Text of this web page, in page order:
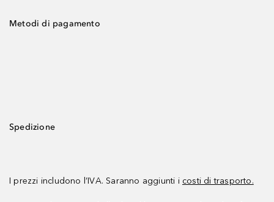
Metodi di pagamento
Spedizione
I prezzi includono l’IVA. Saranno aggiunti i costi di trasporto.